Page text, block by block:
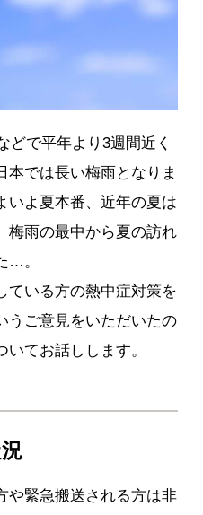
どで平年より3週間近く
本では長い梅雨となりま
いよ夏本番、近年の夏は
梅雨の最中から夏の訪れ
…。
ている方の熱中症対策を
うご意見をいただいたの
てお話しします。
や緊急搬送される方は非